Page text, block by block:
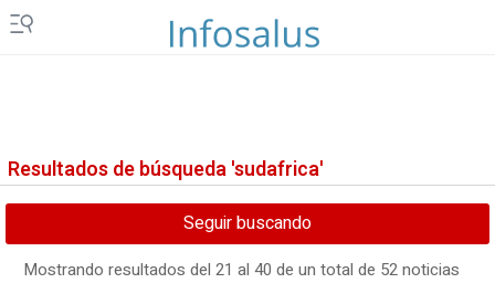
Resultados de búsqueda 'sudafrica'
Seguir buscando
Mostrando resultados del 21 al 40 de un total de 52 noticias